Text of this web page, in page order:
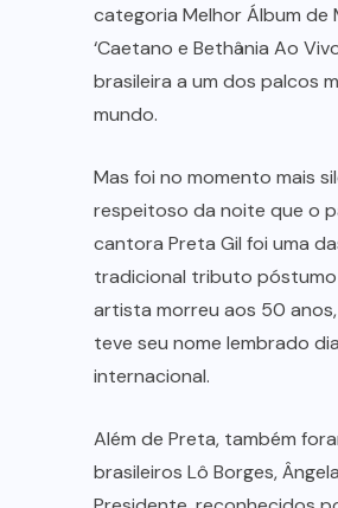
categoria Melhor Álbum de
‘Caetano e Bethânia Ao
brasileira a um dos palcos
mundo.
Mas foi no momento mais
respeitoso da noite que o
cantora Preta Gil foi uma
tradicional tributo póstumo
artista morreu aos 50
teve seu nome lembrado
internacional.
Além de Preta, também
brasileiros Lô Borges,